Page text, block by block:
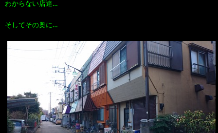
わからない店達…
そしてその奥に…